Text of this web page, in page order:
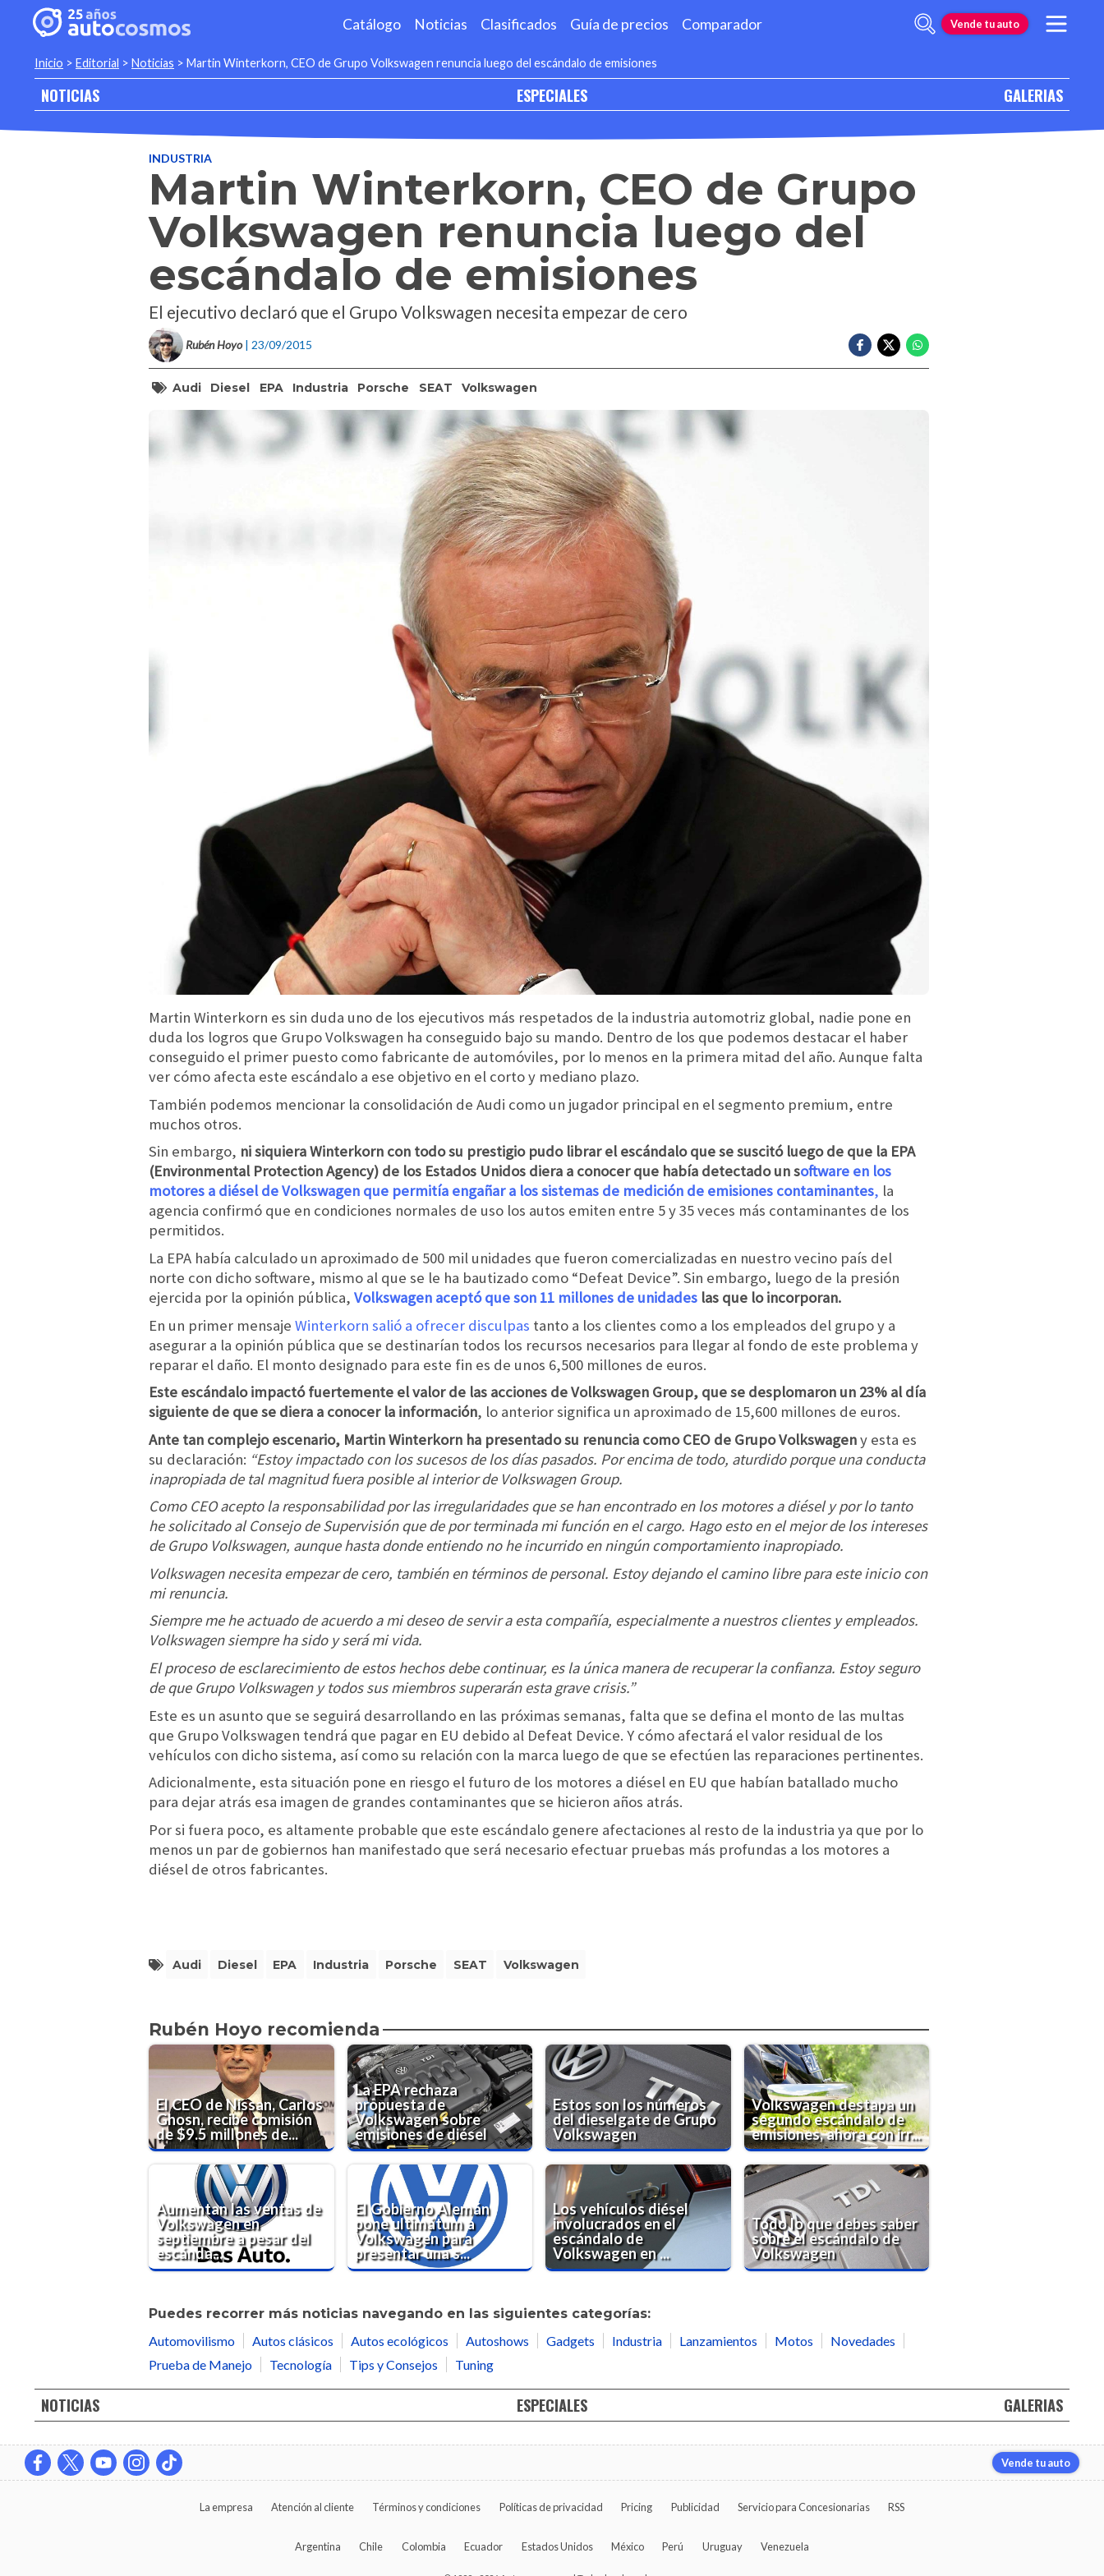
Catálogo Noticias Clasificados Guía de precios Comparador Vende tu auto
Inicio > Editorial > Noticias > Martin Winterkorn, CEO de Grupo Volkswagen renuncia luego del escándalo de emisiones
NOTICIAS ESPECIALES GALERIAS
INDUSTRIA
Martin Winterkorn, CEO de Grupo
Volkswagen renuncia luego del
escándalo de emisiones
El ejecutivo declaró que el Grupo Volkswagen necesita empezar de cero
Rubén Hoyo | 23/09/2015
Audi Diesel EPA Industria Porsche SEAT Volkswagen
Martin Winterkorn es sin duda uno de los ejecutivos más respetados de la industria automotriz global, nadie pone en
duda los logros que Grupo Volkswagen ha conseguido bajo su mando. Dentro de los que podemos destacar el haber
conseguido el primer puesto como fabricante de automóviles, por lo menos en la primera mitad del año. Aunque falta
ver cómo afecta este escándalo a ese objetivo en el corto y mediano plazo.
También podemos mencionar la consolidación de Audi como un jugador principal en el segmento premium, entre
muchos otros.
Sin embargo, ni siquiera Winterkorn con todo su prestigio pudo librar el escándalo que se suscitó luego de que la EPA
(Environmental Protection Agency) de los Estados Unidos diera a conocer que había detectado un software en los
motores a diésel de Volkswagen que permitía engañar a los sistemas de medición de emisiones contaminantes, la
agencia confirmó que en condiciones normales de uso los autos emiten entre 5 y 35 veces más contaminantes de los
permitidos.
La EPA había calculado un aproximado de 500 mil unidades que fueron comercializadas en nuestro vecino país del
norte con dicho software, mismo al que se le ha bautizado como “Defeat Device”. Sin embargo, luego de la presión
ejercida por la opinión pública, Volkswagen aceptó que son 11 millones de unidades las que lo incorporan.
En un primer mensaje Winterkorn salió a ofrecer disculpas tanto a los clientes como a los empleados del grupo y a
asegurar a la opinión pública que se destinarían todos los recursos necesarios para llegar al fondo de este problema y
reparar el daño. El monto designado para este fin es de unos 6,500 millones de euros.
Este escándalo impactó fuertemente el valor de las acciones de Volkswagen Group, que se desplomaron un 23% al día
siguiente de que se diera a conocer la información, lo anterior significa un aproximado de 15,600 millones de euros.
Ante tan complejo escenario, Martin Winterkorn ha presentado su renuncia como CEO de Grupo Volkswageny esta es
su declaración: “Estoy impactado con los sucesos de los días pasados. Por encima de todo, aturdido porque una conducta
inapropiada de tal magnitud fuera posible al interior de Volkswagen Group.
Como CEO acepto la responsabilidad por las irregularidades que se han encontrado en los motores a diésel y por lo tanto
he solicitado al Consejo de Supervisión que de por terminada mi función en el cargo. Hago esto en el mejor de los intereses
de Grupo Volkswagen, aunque hasta donde entiendo no he incurrido en ningún comportamiento inapropiado.
Volkswagen necesita empezar de cero, también en términos de personal. Estoy dejando el camino libre para este inicio con
mi renuncia.
Siempre me he actuado de acuerdo a mi deseo de servir a esta compañía, especialmente a nuestros clientes y empleados.
Volkswagen siempre ha sido y será mi vida.
El proceso de esclarecimiento de estos hechos debe continuar, es la única manera de recuperar la confianza. Estoy seguro
de que Grupo Volkswagen y todos sus miembros superarán esta grave crisis.”
Este es un asunto que se seguirá desarrollando en las próximas semanas, falta que se defina el monto de las multas
que Grupo Volkswagen tendrá que pagar en EU debido al Defeat Device. Y cómo afectará el valor residual de los
vehículos con dicho sistema, así como su relación con la marca luego de que se efectúen las reparaciones pertinentes.
Adicionalmente, esta situación pone en riesgo el futuro de los motores a diésel en EU que habían batallado mucho
para dejar atrás esa imagen de grandes contaminantes que se hicieron años atrás.
Por si fuera poco, es altamente probable que este escándalo genere afectaciones al resto de la industria ya que por lo
menos un par de gobiernos han manifestado que será necesario efectuar pruebas más profundas a los motores a
diésel de otros fabricantes.
Audi Diesel EPA Industria Porsche SEAT Volkswagen
Rubén Hoyo recomienda
El CEO de Nissan, Carlos
Ghosn, recibe comisión
de $9.5 millones de...
La EPA rechaza
propuesta de
Volkswagen sobre
emisiones de diésel
Estos son los números
del dieselgate de Grupo
Volkswagen
Volkswagen destapa un
segundo escándalo de
emisiones, ahora con irr...
Aumentan las ventas de
Volkswagen en
septiembre a pesar del
escánda...
El Gobierno Alemán
pone ultimátum a
Volkswagen para
presentar una s...
Los vehículos diésel
involucrados en el
escándalo de
Volkswagen en ...
Todo lo que debes saber
sobre el escándalo de
Volkswagen
Puedes recorrer más noticias navegando en las siguientes categorías:
Automovilismo
Autos clásicos Autos ecológicos Autoshows Gadgets Industria Lanzamientos Motos
Novedades
Prueba de Manejo
Tecnología Tips y Consejos Tuning
NOTICIAS ESPECIALES GALERIAS
Vende tu auto
La empresa Atención al cliente Términos y condiciones Políticas de privacidad Pricing Publicidad Servicio para Concesionarias RSS
Argentina Chile Colombia Ecuador Estados Unidos México Perú Uruguay Venezuela